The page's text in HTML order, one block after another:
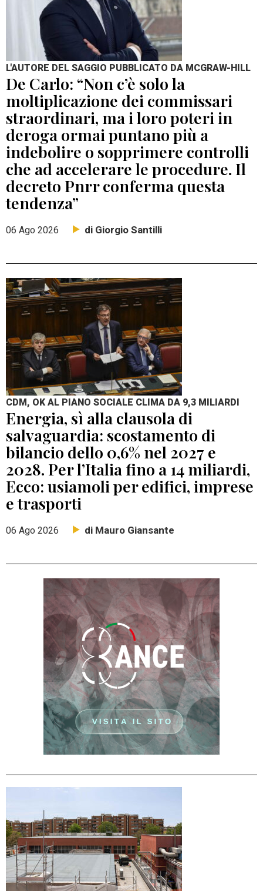
L'AUTORE DEL SAGGIO PUBBLICATO DA MCGRAW-HILL
De Carlo: “Non c’è solo la
moltiplicazione dei commissari
straordinari, ma i loro poteri in
deroga ormai puntano più a
indebolire o sopprimere controlli
che ad accelerare le procedure. Il
decreto Pnrr conferma questa
tendenza”
06 Ago 2026 di Giorgio Santilli
CDM, OK AL PIANO SOCIALE CLIMA DA 9,3 MILIARDI
Energia, sì alla clausola di
salvaguardia: scostamento di
bilancio dello 0,6% nel 2027 e
2028. Per l’Italia fino a 14 miliardi,
Ecco: usiamoli per edifici, imprese
e trasporti
06 Ago 2026 di Mauro Giansante